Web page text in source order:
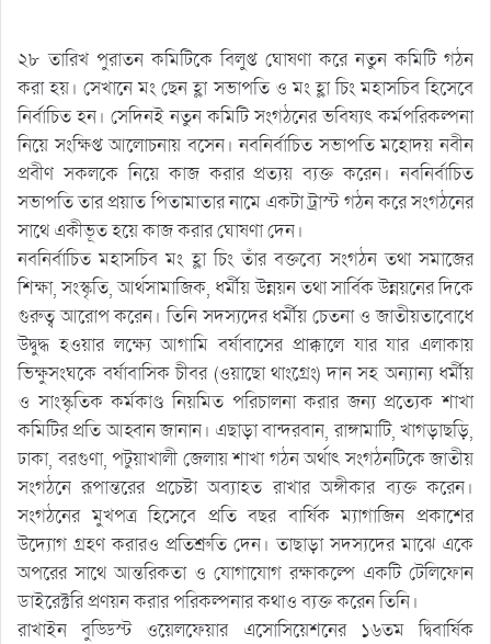
২৮ তারিখ পুরাতন কমিটিকে বিলুপ্ত ঘোষণা করে নতুন কমিটি গঠন
করা হয়। সেখানে মং ছেন হ্লা সভাপতি ও মং হ্লা চিং মহাসচিব হিসেবে
নির্বাচিত হন। সেদিনই নতুন কমিটি সংগঠনের ভবিষ্যৎ কর্মপরিকল্পনা
নিয়ে সংক্ষিপ্ত আলোচনায় বসেন। নবনির্বাচিত সভাপতি মহোদয় নবীন
প্রবীণ সকলকে নিয়ে কাজ করার প্রত্যয় ব্যক্ত করেন। নবনির্বাচিত
সভাপতি তার প্রয়াত পিতামাতার নামে একটা ট্রাস্ট গঠন করে সংগঠনের
সাথে একীভূত হয়ে কাজ করার ঘোষণা দেন।
নবনির্বাচিত মহাসচিব মং হ্লা চিং তাঁর বক্তব্যে সংগঠন তথা সমাজের
শিক্ষা, সংস্কৃতি, আর্থসামাজিক, ধর্মীয় উন্নয়ন তথা সার্বিক উন্নয়নের দিকে
গুরুত্ব আরোপ করেন। তিনি সদস্যদের ধর্মীয় চেতনা ও জাতীয়তাবোধে
উদ্বুদ্ধ হওয়ার লক্ষ্যে আগামি বর্ষাবাসের প্রাক্কালে যার যার এলাকায়
ভিক্ষুসংঘকে বর্ষাবাসিক চীবর (ওয়াছো থাংগ্রেং) দান সহ অন্যান্য ধর্মীয়
ও সাংস্কৃতিক কর্মকাণ্ড নিয়মিত পরিচালনা করার জন্য প্রত্যেক শাখা
কমিটির প্রতি আহ্বান জানান। এছাড়া বান্দরবান, রাঙ্গামাটি, খাগড়াছড়ি,
ঢাকা, বরগুণা, পটুয়াখালী জেলায় শাখা গঠন অর্থাৎ সংগঠনটিকে জাতীয়
সংগঠনে রূপান্তরের প্রচেষ্টা অব্যাহত রাখার অঙ্গীকার ব্যক্ত করেন।
সংগঠনের মুখপত্র হিসেবে প্রতি বছর বার্ষিক ম্যাগাজিন প্রকাশের
উদ্যোগ গ্রহণ করারও প্রতিশ্রুতি দেন। তাছাড়া সদস্যদের মাঝে একে
অপরের সাথে আন্তরিকতা ও যোগাযোগ রক্ষাকল্পে একটি টেলিফোন
ডাইরেক্টরি প্রণয়ন করার পরিকল্পনার কথাও ব্যক্ত করেন তিনি।
রাখাইন বুড্ডিস্ট ওয়েলফেয়ার এসোসিয়েশনের ১৬তম দ্বিবার্ষিক